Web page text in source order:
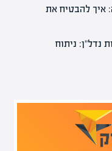
איך להבטיח את
נדל"ן: ניתוח